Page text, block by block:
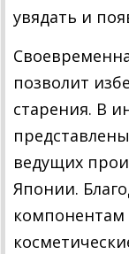
увядать и
позволит
старения. В
ведущих
Японии.
компонентам